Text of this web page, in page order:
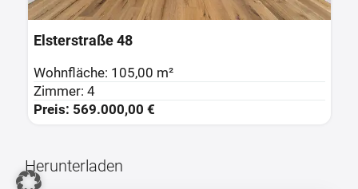
Elsterstraße 48
Wohnfläche: 105,00 m²
Zimmer: 4
Preis: 569.000,00 €
Herunterladen